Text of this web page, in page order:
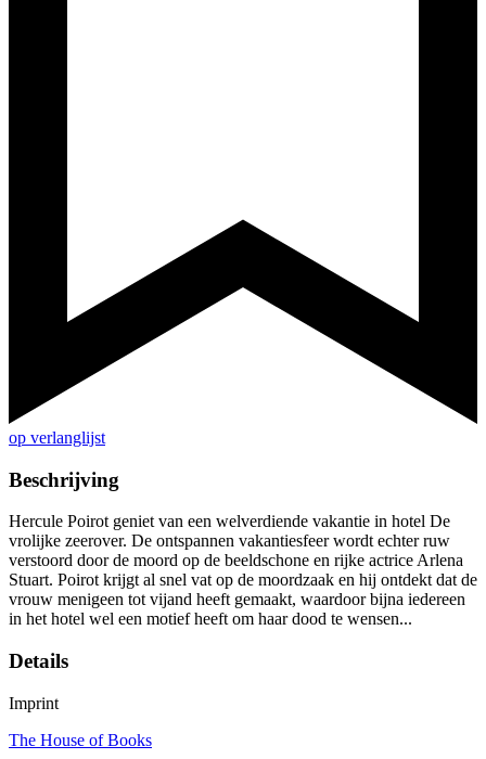
op verlanglijst
Beschrijving
Hercule Poirot geniet van een welverdiende vakantie in hotel De
vrolijke zeerover. De ontspannen vakantiesfeer wordt echter ruw
verstoord door de moord op de beeldschone en rijke actrice Arlena
Stuart. Poirot krijgt al snel vat op de moordzaak en hij ontdekt dat de
vrouw menigeen tot vijand heeft gemaakt, waardoor bijna iedereen
in het hotel wel een motief heeft om haar dood te wensen...
Details
Imprint
The House of Books